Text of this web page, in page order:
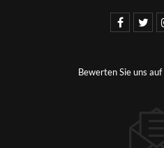
Bewerten Sie uns auf